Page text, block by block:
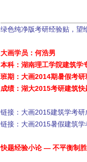
绿色纯净版考研经验贴，望
大画学员：何浩男
本科：湖南理工学院建筑学
班期：大画2014期暑假考研
成绩：湖大2015考研建筑快
链接：大画2015建筑学考研
链接：大画2015暑假建筑学
快题经验小论 — 不平衡制胜